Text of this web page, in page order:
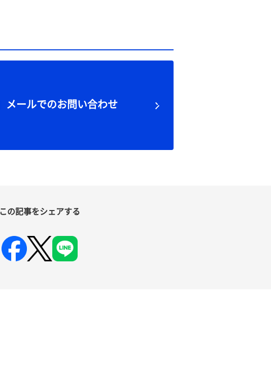
メールでのお問い合わせ
この記事をシェアする